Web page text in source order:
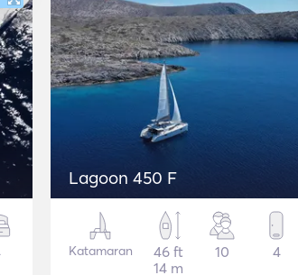
Lagoon 450 F
Katamaran
46 ft
14 m
10 4